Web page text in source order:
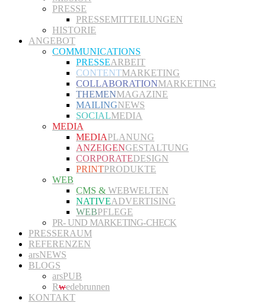
PRESSE
PRESSEMITTEILUNGEN
HISTORIE
ANGEBOT
COMMUNICATIONS
PRESSEARBEIT
CONTENTMARKETING
COLLABORATIONMARKETING
THEMENMAGAZINE
MAILINGNEWS
SOCIALMEDIA
MEDIA
MEDIAPLANUNG
ANZEIGENGESTALTUNG
CORPORATEDESIGN
PRINTPRODUKTE
WEB
CMS & WEBWELTEN
NATIVEADVERTISING
WEBPFLEGE
PR- UND MARKETING-CHECK
PRESSERAUM
REFERENZEN
arsNEWS
BLOGS
arsPUB
Rwedebrunnen
KONTAKT